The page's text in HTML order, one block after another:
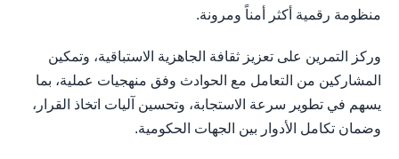
منظومة رقمية أكثر أمناً ومرونة.
وركز التمرين على تعزيز ثقافة الجاهزية الاستباقية، وتمكين
المشاركين من التعامل مع الحوادث وفق منهجيات عملية، بما
يسهم في تطوير سرعة الاستجابة، وتحسين آليات اتخاذ القرار،
وضمان تكامل الأدوار بين الجهات الحكومية.